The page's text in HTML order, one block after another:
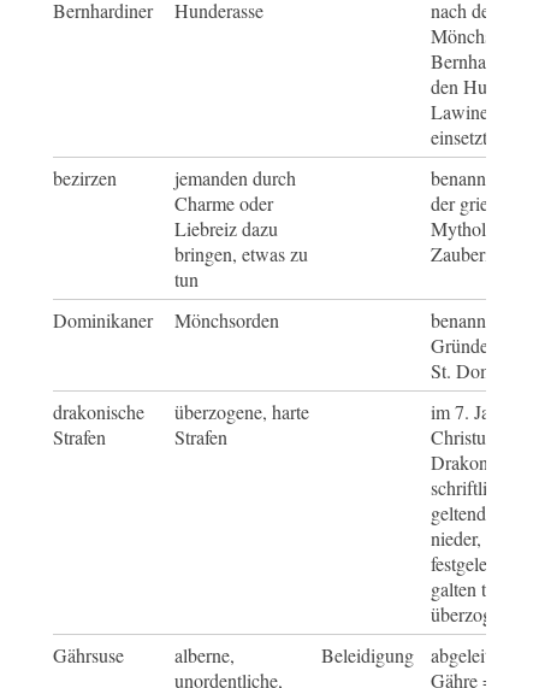
Bernhardiner
Hunderasse
nach dem
Mönchsorden
Bernhard
den Hund
Lawinenhund
einsetzten
bezirzen
jemanden durch
Charme oder
Liebreiz dazu
bringen, etwas zu
tun
benannt nach
der
Mythologie
Zauberin
Dominikaner Mönchsorden
benannt nach
Gründer
St. Dominikus
drakonische
Strafen
überzogene, harte
Strafen
im 7.
Christus
Drakon die
schriftliche
geltenden
nieder, die
festgelegten
galten
überzogen
Gährsuse
alberne,
unordentliche,
Beleidigung
abgeleitet von:
Gähre =